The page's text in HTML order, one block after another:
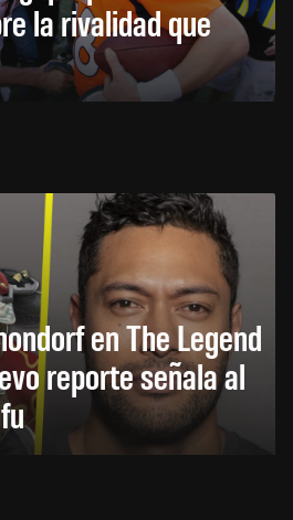
la rivalidad que
en The Legend
reporte señala al